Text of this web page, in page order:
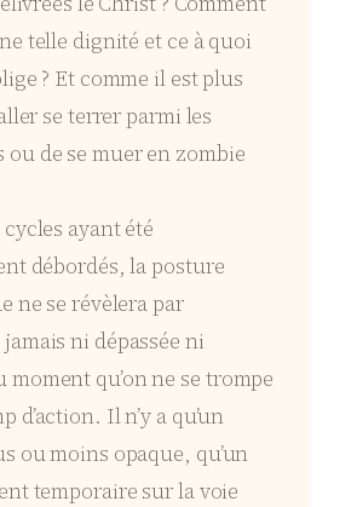
telle dignité et ce à quoi
? Et comme il est plus
se terrer parmi les
ou de se muer en zombie
ayant été
débordés, la posture
ne se révèlera par
ni dépassée ni
moment qu’on ne se trompe
d’action. Il n’y a qu’un
ou moins opaque, qu’un
temporaire sur la voie